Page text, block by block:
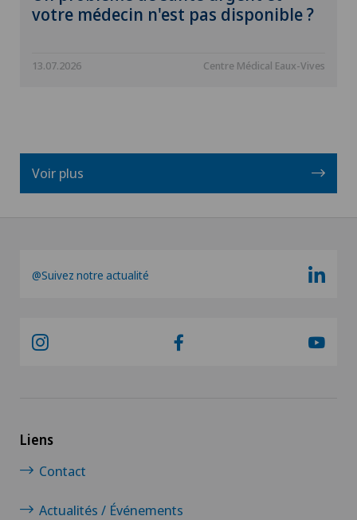
votre médecin n'est pas disponible ?
13.07.2026 Centre Médical Eaux-Vives
Voir plus
@Suivez notre actualité
Liens
Contact
Actualités / Événements